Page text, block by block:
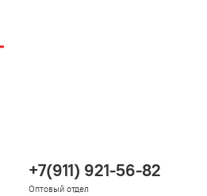
+7(911) 921-56-82
Оптовый отдел